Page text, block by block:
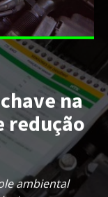
na
redução
ambiental